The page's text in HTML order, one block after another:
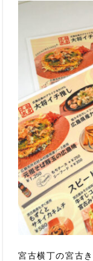
宮古横丁の宮古